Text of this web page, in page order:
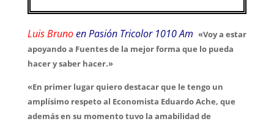
Luis Brunoen Pasión Tricolor 1010 Am «Voy a estar
apoyando a Fuentes de la mejor forma que lo pueda
hacer y saber hacer.»
«En primer lugar quiero destacar que le tengo un
amplísimo respeto al Economista Eduardo Ache, que
además en su momento tuvo la amabilidad de